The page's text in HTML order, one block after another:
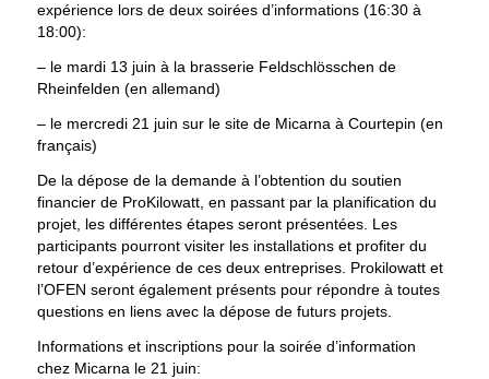
expérience lors de deux soirées d’informations (16:30 à
18:00):
– le mardi 13 juin à la brasserie Feldschlösschen de
Rheinfelden (en allemand)
– le mercredi 21 juin sur le site de Micarna à Courtepin (en
français)
De la dépose de la demande à l’obtention du soutien
financier de ProKilowatt, en passant par la planification du
projet, les différentes étapes seront présentées. Les
participants pourront visiter les installations et profiter du
retour d’expérience de ces deux entreprises. Prokilowatt et
l’OFEN seront également présents pour répondre à toutes
questions en liens avec la dépose de futurs projets.
Informations et inscriptions pour la soirée d’information
chez Micarna le 21 juin: